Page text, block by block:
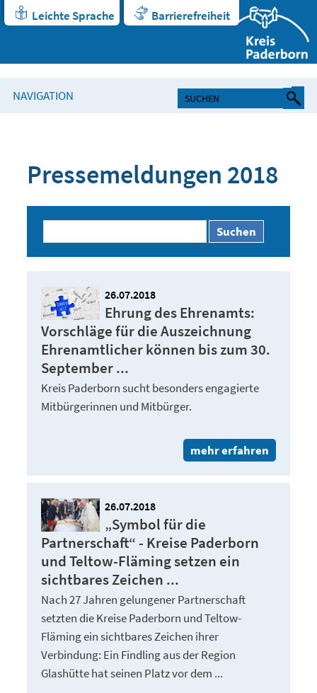
Leichte Sprache Barrierefreiheit
NAVIGATION
Pressemeldungen 2018
Suchen
26.07.2018
Ehrung des Ehrenamts:
Vorschläge für die Auszeichnung
Ehrenamtlicher können bis zum 30.
September ...
Kreis Paderborn sucht besonders engagierte
Mitbürgerinnen und Mitbürger.
mehr erfahren
26.07.2018
„Symbol für die
Partnerschaft“ - Kreise Paderborn
und Teltow-Fläming setzen ein
sichtbares Zeichen ...
Nach 27 Jahren gelungener Partnerschaft
setzten die Kreise Paderborn und Teltow-
Fläming ein sichtbares Zeichen ihrer
Verbindung: Ein Findling aus der Region
Glashütte hat seinen Platz vor dem ...